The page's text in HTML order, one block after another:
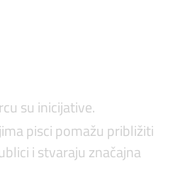
su inicijative.
pisci pomažu približiti
i stvaraju značajna